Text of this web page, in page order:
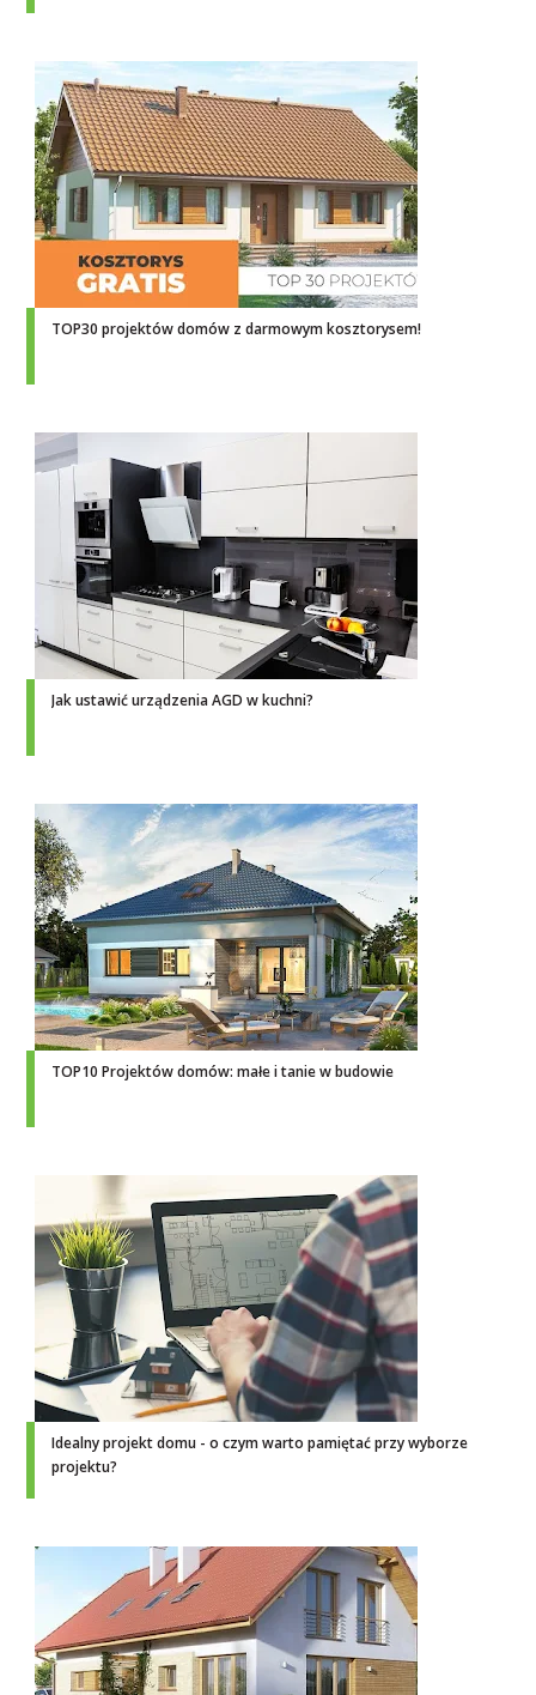
TOP30 projektów domów z darmowym kosztorysem!
Jak ustawić urządzenia AGD w kuchni?
TOP10 Projektów domów: małe i tanie w budowie
Idealny projekt domu - o czym warto pamiętać przy wyborze
projektu?